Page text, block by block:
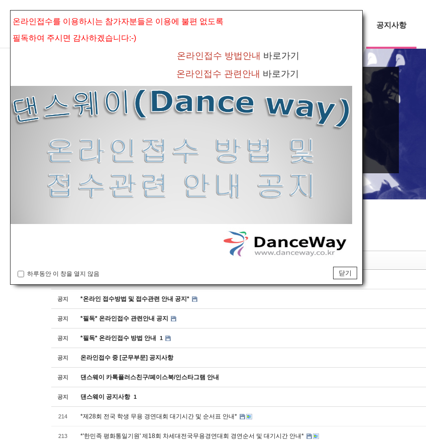
공지사항
공지 *온라인 접수방법 및 접수관련 안내 공지*
공지 *필독* 온라인접수 관련안내 공지
공지 *필독* 온라인접수 방법 안내 1
공지 온라인접수 중 [군무부문] 공지사항
공지 댄스웨이 카톡플러스친구/페이스북/인스타그램 안내
공지 댄스웨이 공지사항 1
214 *제28회 전국 학생 무용 경연대회 대기시간 및 순서표 안내*
213 *'한민족 평화통일기원' 제18회 차세대전국무용경연대회 경연순서 및 대기시간 안내*
온라인접수를 이용하시는 참가자분들은 이용에 불편 없도록
필독하여 주시면 감사하겠습니다:-)
온라인접수 방법안내 바로가기
온라인접수 관련안내 바로가기
하루동안 이 창을 열지 않음 닫기
Sketchbook5, 스케치북5
Sketchbook5, 스케치북5